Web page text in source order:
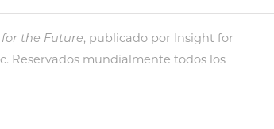
for the Future, publicado por Insight for
Reservados mundialmente todos los